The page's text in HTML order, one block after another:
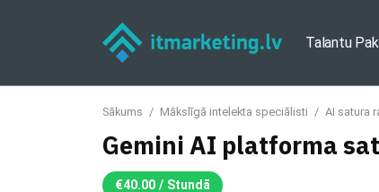
Talantu
Sākums / Mākslīgā intelekta speciālisti / AI satura
Gemini AI platforma
€40.00 / Stundā